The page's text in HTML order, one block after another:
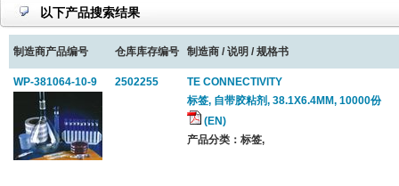
以下产品搜索结果
制造商产品编号 仓库库存编号 制造商 / 说明 / 规格书
WP-381064-10-9 2502255
TE CONNECTIVITY
标签, 自带胶粘剂, 38.1X6.4MM, 10000份
(EN)
产品分类：标签,